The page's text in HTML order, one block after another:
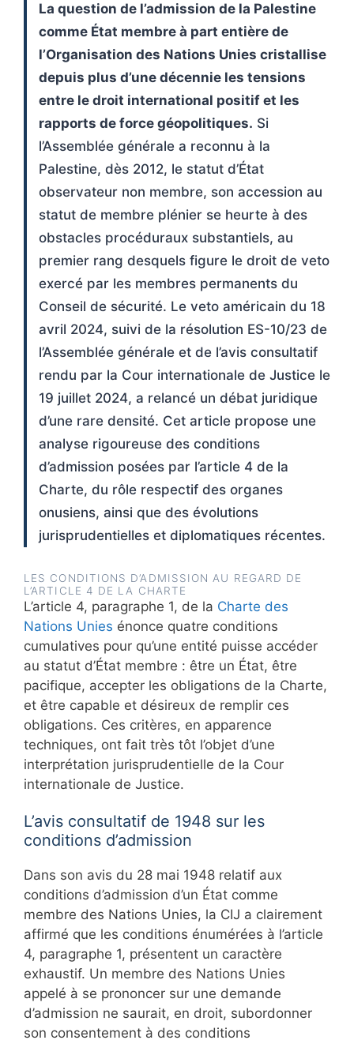
La question de l’admission de la Palestine
comme État membre à part entière de
l’Organisation des Nations Unies cristallise
depuis plus d’une décennie les tensions
entre le droit international positif et les
rapports de force géopolitiques. Si
l’Assemblée générale a reconnu à la
Palestine, dès 2012, le statut d’État
observateur non membre, son accession au
statut de membre plénier se heurte à des
obstacles procéduraux substantiels, au
premier rang desquels figure le droit de veto
exercé par les membres permanents du
Conseil de sécurité. Le veto américain du 18
avril 2024, suivi de la résolution ES-10/23 de
l’Assemblée générale et de l’avis consultatif
rendu par la Cour internationale de Justice le
19 juillet 2024, a relancé un débat juridique
d’une rare densité. Cet article propose une
analyse rigoureuse des conditions
d’admission posées par l’article 4 de la
Charte, du rôle respectif des organes
onusiens, ainsi que des évolutions
jurisprudentielles et diplomatiques récentes.
LES CONDITIONS D’ADMISSION AU REGARD DE
L’ARTICLE 4 DE LA CHARTE
L’article 4, paragraphe 1, de la Charte des
Nations Unies énonce quatre conditions
cumulatives pour qu’une entité puisse accéder
au statut d’État membre : être un État, être
pacifique, accepter les obligations de la Charte,
et être capable et désireux de remplir ces
obligations. Ces critères, en apparence
techniques, ont fait très tôt l’objet d’une
interprétation jurisprudentielle de la Cour
internationale de Justice.
L’avis consultatif de 1948 sur les
conditions d’admission
Dans son avis du 28 mai 1948 relatif aux
conditions d’admission d’un État comme
membre des Nations Unies, la CIJ a clairement
affirmé que les conditions énumérées à l’article
4, paragraphe 1, présentent un caractère
exhaustif. Un membre des Nations Unies
appelé à se prononcer sur une demande
d’admission ne saurait, en droit, subordonner
son consentement à des conditions